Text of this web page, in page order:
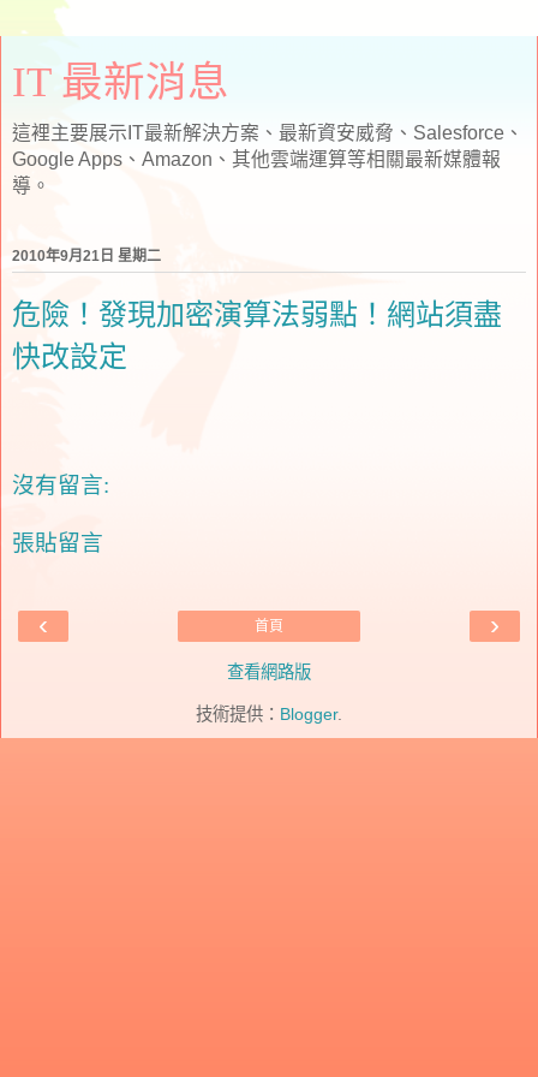
IT 最新消息
這裡主要展示IT最新解決方案、最新資安威脅、Salesforce、
Google Apps、Amazon、其他雲端運算等相關最新媒體報
導。
2010年9月21日 星期二
危險！發現加密演算法弱點！網站須盡
快改設定
沒有留言:
張貼留言
‹ ›
首頁
查看網路版
技術提供： Blogger.